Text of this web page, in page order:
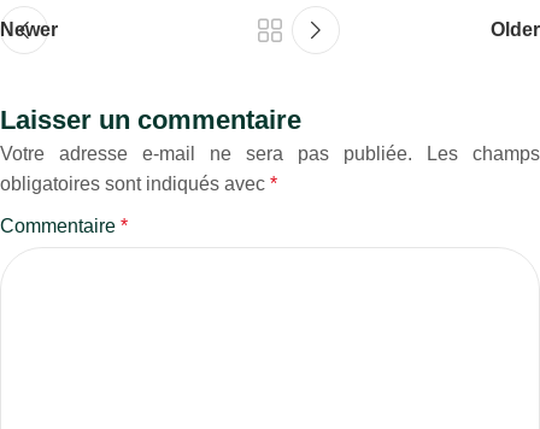
Newer Older
Laisser un commentaire
Votre adresse e-mail ne sera pas publiée.
Les champs
obligatoires sont indiqués avec *
Commentaire *